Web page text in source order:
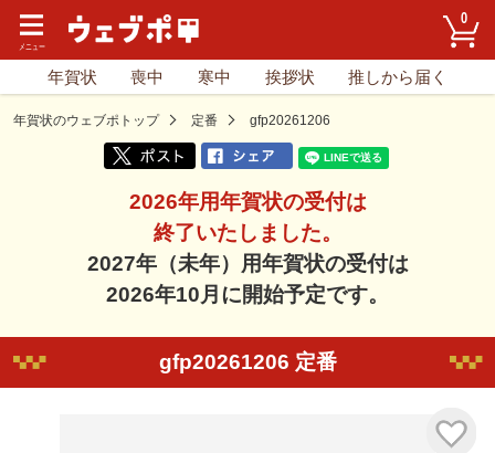
0
年賀状 喪中 寒中 挨拶状 推しから届く
年賀状のウェブポトップ 定番 gfp20261206
2026年用年賀状の受付は
終了いたしました。
2027年（未年）用年賀状の受付は
2026年10月に開始予定です。
gfp20261206 定番